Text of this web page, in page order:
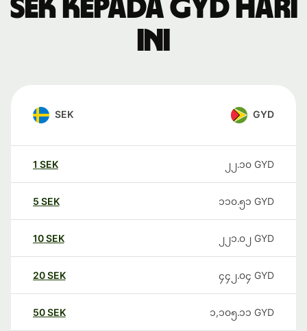
SEK kepada GYD hari
ini
SEK GYD
1 SEK ၂၂.၁၀ GYD
5 SEK ၁၁၀.၅၁ GYD
10SEK ၂၂၁.၀၂ GYD
20SEK ၄၄၂.၀၄ GYD
50SEK ၁,၁၀၅.၁၁ GYD